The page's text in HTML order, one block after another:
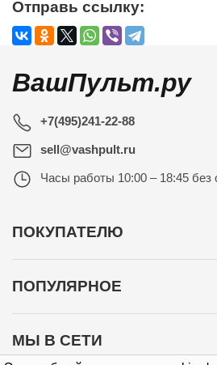
Отправь ссылку:
ВашПульт.ру
+7(495)241-22-88
sell@vashpult.ru
Часы работы 10:00 – 18:45 без
ПОКУПАТЕЛЮ
ПОПУЛЯРНОЕ
МЫ В СЕТИ